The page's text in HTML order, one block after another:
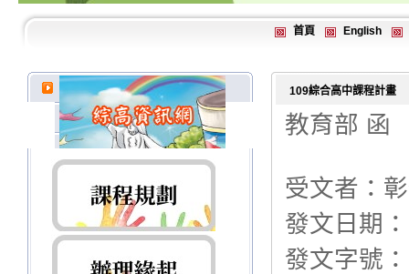
首頁 English
109綜合高中課程計畫
教育部 函
受文者：
發文日期
發文字號